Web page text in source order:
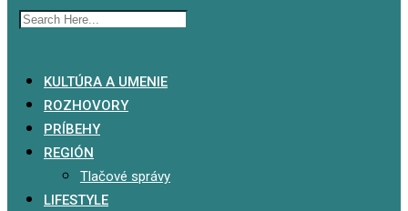
KULTÚRA A UMENIE
ROZHOVORY
PRÍBEHY
REGIÓN
Tlačové správy
LIFESTYLE